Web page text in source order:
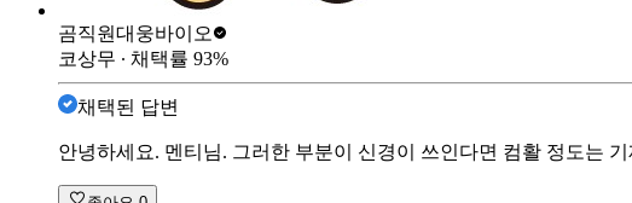
곰직원대웅바이오
코상무 ∙ 채택률 93%
채택된 답변
안녕하세요. 멘티님. 그러한 부분이 신경이 쓰인다면 컴활 정도는